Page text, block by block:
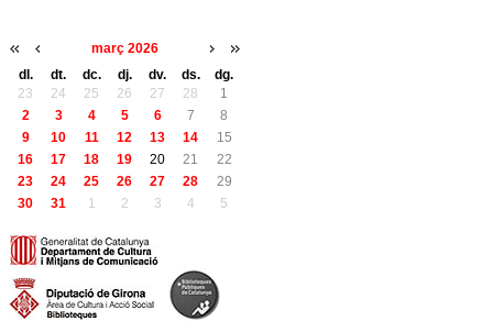
març 2026
dl.
dt. dc. dj. dv. ds.
dg.
23
24 25 26 27 28
1
2
3 4 5 6 7
8
9
10 11 12 13 14
15
16
17 18 19 20 21
22
23
24 25 26 27 28
29
30
31 1 2 3 4 5